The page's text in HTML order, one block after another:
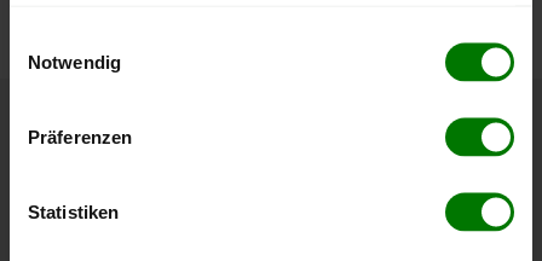
Notwendig
Präferenzen
Statistiken
Höchst- und Tiefststände der